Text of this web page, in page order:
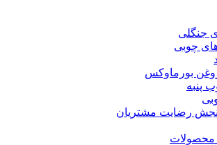
جنگلی
چوبی
بورماوکس
پنبه
رضایت مشتریان